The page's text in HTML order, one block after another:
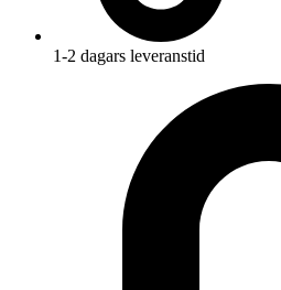
1-2 dagars leveranstid